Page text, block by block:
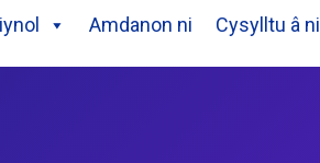
Amdanon ni Cysylltu â ni